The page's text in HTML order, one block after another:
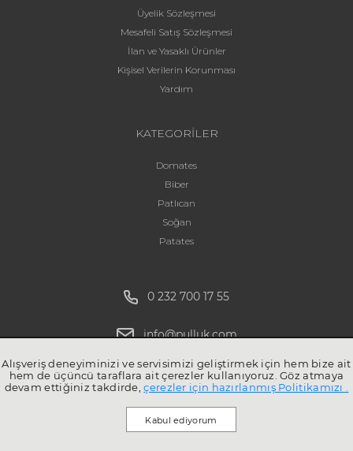
Üyelik Sözleşmesi
Mesafeli Satış Sözleşmesi
İlan ve Yasaklı Ürünler
Kişisel Verilerin Korunması
Yardım
KATEGORİLER
Domates
Biber
Patlıcan
Soğan
Patates
0 232 700 17 55
info@pulluk.com
Alışveriş deneyiminizi ve servisimizi geliştirmek için hem bize ait
hem de üçüncü taraflara ait çerezler kullanıyoruz. Göz atmaya
devam ettiğiniz takdirde,çerezler için hazırlanmış Politikamızı .
Kabul ediyorum